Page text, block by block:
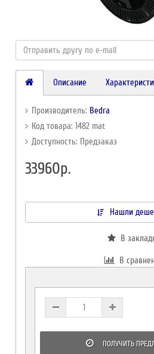
Описание
Производитель: Bedra
Код товара: 1482 mat
Доступность: Предзаказ
33960р.
Нашли
В
В
ПОЛУЧИТЬ